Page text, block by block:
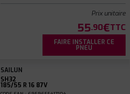
Prix unitaire
55.90€TTC
FAIRE INSTALLER CE
PNEU
SAILUN
SH32
185/55 R 16 87V